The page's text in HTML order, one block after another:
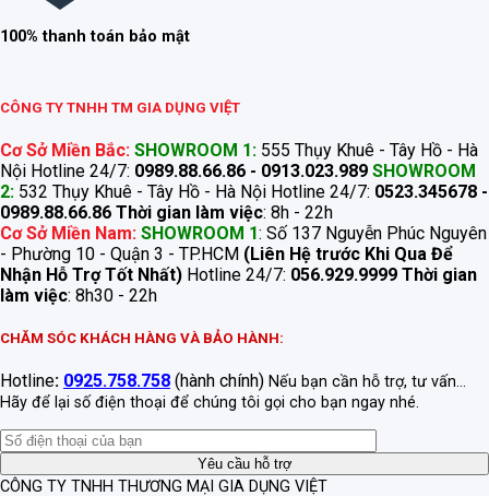
100% thanh toán bảo mật
CÔNG TY TNHH TM GIA DỤNG VIỆT
Cơ Sở Miền Bắc: SHOWROOM 1: 555 Thụy Khuê - Tây Hồ - Hà
Nội Hotline 24/7: 0989.88.66.86 - 0913.023.989 SHOWROOM
2: 532 Thụy Khuê - Tây Hồ - Hà Nội Hotline 24/7: 0523.345678 -
0989.88.66.86 Thời gian làm việc: 8h - 22h
Cơ Sở Miền Nam: SHOWROOM 1: Số 137 Nguyễn Phúc Nguyên
- Phường 10 - Quận 3 - TP.HCM (Liên Hệ trước Khi Qua Để
Nhận Hỗ Trợ Tốt Nhất) Hotline 24/7: 056.929.9999 Thời gian
làm việc: 8h30 - 22h
CHĂM SÓC KHÁCH HÀNG VÀ BẢO HÀNH:
Hotline: 0925.758.758 (hành chính) Nếu bạn cần hỗ trợ, tư vấn...
Hãy để lại số điện thoại để chúng tôi gọi cho bạn ngay nhé.
CÔNG TY TNHH THƯƠNG MẠI GIA DỤNG VIỆT